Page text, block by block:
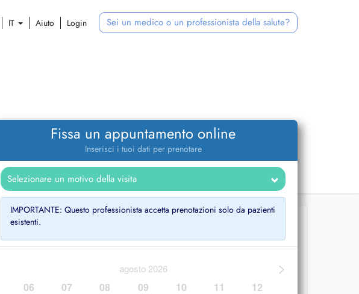
IT Aiuto Login Sei un medico o un professionista della salute?
Fissa un appuntamento online
Inserisci i tuoi dati per prenotare
IMPORTANTE: Questo professionista accetta prenotazioni solo da pazienti
esistenti.
>
agosto 2026
06 07 08 09 10 11 12